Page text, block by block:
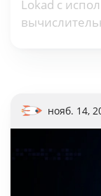
Lokad с
нояб. 14,